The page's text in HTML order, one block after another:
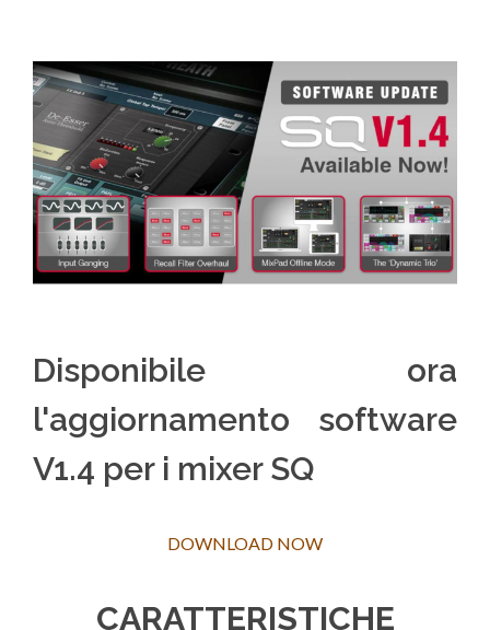
Disponibile ora
l'aggiornamento software
V1.4 per i mixer SQ
DOWNLOAD NOW
CARATTERISTICHE